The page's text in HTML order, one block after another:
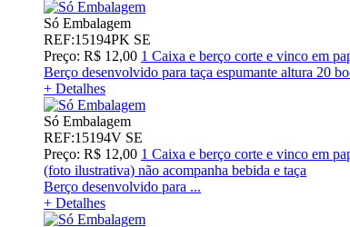
Só Embalagem
REF:15194PK SE
Preço: R$ 12,00 1 Caixa e berço corte e vinco em
Berço desenvolvido para taça espumante altura 20
+ Detalhes
Só Embalagem
REF:15194V SE
Preço: R$ 12,00 1 Caixa e berço corte e vinco em
(foto ilustrativa) não acompanha bebida e taça
Berço desenvolvido para ...
+ Detalhes